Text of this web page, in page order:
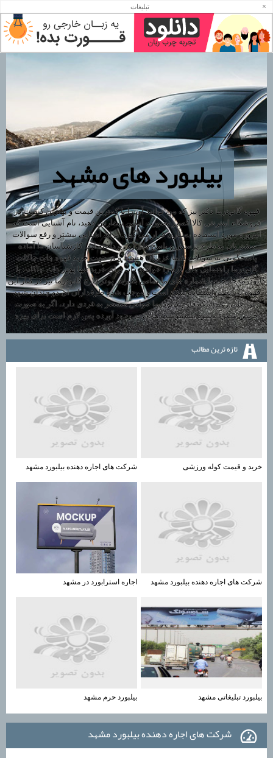
بیلبورد های مشهد
قهوه گانودرما دکتر بیز که می توانید آن را با کمترین قیمت و بهترین کیفیت در
فروشگاه اینترنتی کالااکسیر بصورت آنلاین سفارش دهید، نام آشنایی است که
امروزه مورد استفاده بسیاری قرار می گیرد. برای آشنایی بیشتر و رفع سوالات
مشتریان به طرح پرسش و پاسخ های زیر پرداخته ایم. کارشناسان ما آماده
پاسخگویی به سوالات شما عزیزان هستند و در جهت خرید قهوه هات چاکلت
گانودرما راهنمایی های لازم را خواهند داد. برای خرید تنها پودر هات چاکلت با
گانودرما خارجی با شماره های ما تماس بگیرید. پودر قارچ گانودرما نیز در کنار این
قهوه بی نظیر استفاده شده است و موجب شده طرفداران آن دو چندان شود
زیرا علی رغم اینکه قارچ گانودرما خواص منحصر به فردی دارد، اگر به صورت
خالص مصرف شود مسمومیت هایی به وجود آورده پس لازم است برای بهره
تازه ترين مطالب
خرید و قیمت کوله ورزشی شرکت های اجاره دهنده بیلبورد مشهد
شرکت های اجاره دهنده بیلبورد مشهد اجاره استرابورد در مشهد
بیلبورد تبلیغاتی مشهد بیلبورد حرم مشهد
شرکت های اجاره دهنده بیلبورد مشهد
تبلیغات ×